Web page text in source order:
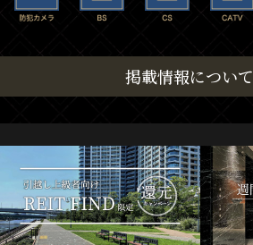
掲載情報について